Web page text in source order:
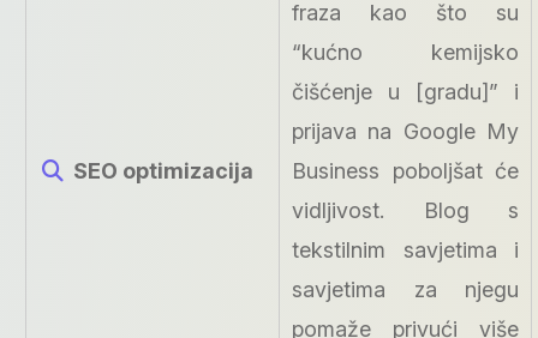
SEO optimizacija
fraza kao što su
“kućno kemijsko
čišćenje u [gradu]” i
prijava na Google My
Business poboljšat će
vidljivost. Blog s
tekstilnim savjetima i
savjetima za njegu
pomaže privući više